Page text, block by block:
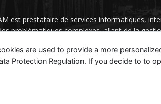
est prestataire de services informatiques,
problématiques complexes, allant de la
are used to provide a more
Protection Regulation. If you decide to to